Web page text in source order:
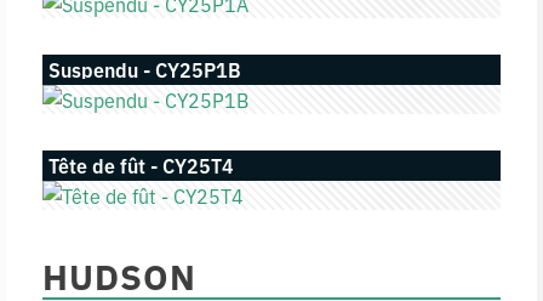
Suspendu - CY25P1B
Tête de fût - CY25T4
HUDSON